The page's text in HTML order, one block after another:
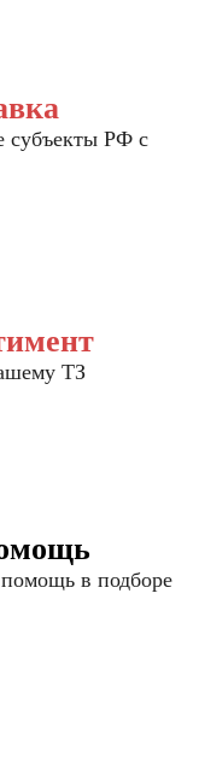
субъекты РФ с
ТЗ
помощь в подборе